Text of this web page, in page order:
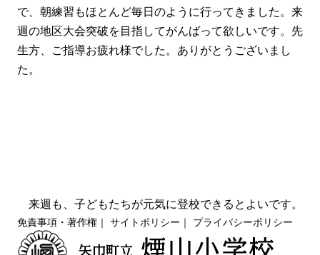
で、朝練習もほとんど毎日のように行ってきました。来
週の地区大会突破を目指してがんばって欲しいです。先
生方、ご指導お疲れ様でした。ありがとうございまし
た。
来週も、子どもたちが元気に登校できるとよいです。
免責事項・著作権 ｜ サイトポリシー ｜ プライバシーポリシー